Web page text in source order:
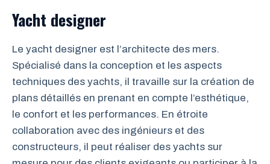
Yacht designer
Le yacht designer est l’architecte des mers.
Spécialisé dans la conception et les aspects
techniques des yachts, il travaille sur la création de
plans détaillés en prenant en compte l’esthétique,
le confort et les performances. En étroite
collaboration avec des ingénieurs et des
constructeurs, il peut réaliser des yachts sur